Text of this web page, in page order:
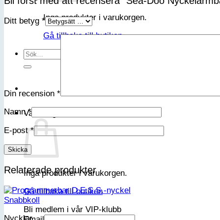
Inga produkter i varukorgen.
Gå tillbaka till butiken
Sök
Varukorg
Inga produkter i varukorgen.
Gå tillbaka till butiken
Bli medlem i vår VIP-klubb
Ditt betyg *
Din recension *
Namn*
E-post*
Relaterade produkter
Snabbkoll